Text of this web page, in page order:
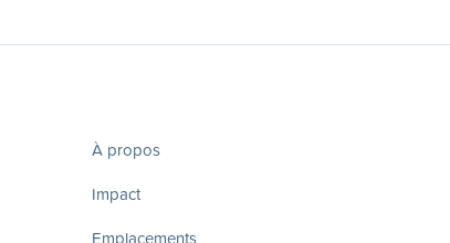
À propos
Impact
Emplacements